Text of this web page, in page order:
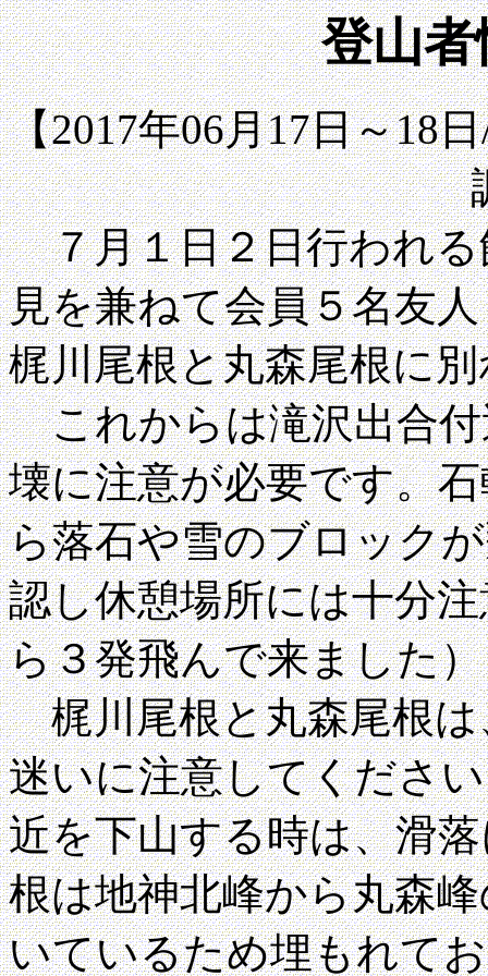
登山者
【2017年06月17日～18
７月１日２日行われる
見を兼ねて会員５名友
梶川尾根と丸森尾根に
これからは滝沢出合付
壊に注意が必要です。
ら落石や雪のブロック
認し休憩場所には十分
ら３発飛んで来ました）
梶川尾根と丸森尾根は
迷いに注意してくださ
近を下山する時は、滑
根は地神北峰から丸森
いているため埋もれて